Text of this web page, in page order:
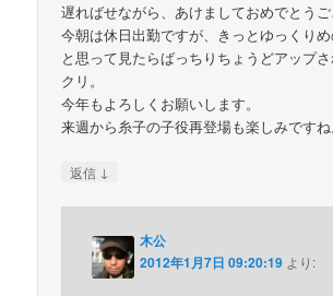
遅ればせながら、あけましておめでとうご
今朝は休日出勤ですが、きっとゆっくり
と思って見たらばっちりちょうどアップ
クリ。
今年もよろしくお願いします。
来週から糸子の子役再登場も楽しみですね
返信 ↓
木公
2012年1月7日 09:20:19 より: